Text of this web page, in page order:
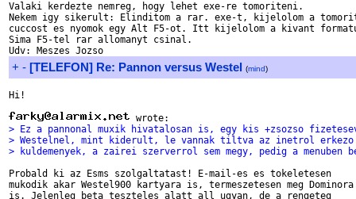
Valaki kerdezte nemreg, hogy lehet exe-re tomoriteni.
Nekem igy sikerult: Elinditom a rar. exe-t, kijelolom a
cuccost es nyomok egy Alt F5-ot. Itt kijelolom a kivant
Sima F5-tel rar allomanyt csinal.
+ - [TELEFON] Re: Pannon versus Westel (mind)
Hi!
> Ez a pannonal muxik hivatalosan is, egy kis +zsozso
> Westelnel, mint kiderult, le vannak tiltva az inetrol erkezo
> kuldemenyek, a zairei szerverrol sem megy, pedig a menuben
Probald ki az Esms szolgaltatast! E-mail-es es tokeletesen
mukodik akar Westel900 kartyara is, termeszetesen meg Dominora
is. Jelenleg beta teszteles alatt all ugyan, de a rengeteg